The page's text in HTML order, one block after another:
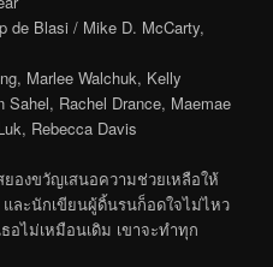
de Blasi / Mike D. McCarty,
Marlee Walchuk, Kelly
Rachel Drance, Maemae
Rebecca Davis
องขวัญเสนอความช่วยเหลือให้
และนักเขียนผู้ดิ้นรนก็อดใจไม่ไหว
อไม่เหมือนเดิม เขาจะทำทุก